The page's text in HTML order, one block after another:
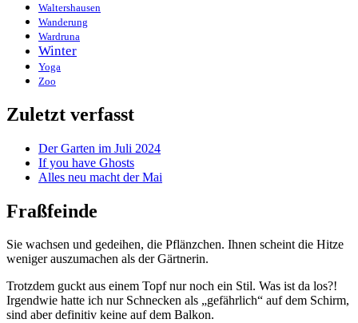
Waltershausen
Wanderung
Wardruna
Winter
Yoga
Zoo
Zuletzt verfasst
Der Garten im Juli 2024
If you have Ghosts
Alles neu macht der Mai
Fraßfeinde
Sie wachsen und gedeihen, die Pflänzchen. Ihnen scheint die Hitze
weniger auszumachen als der Gärtnerin.
Trotzdem guckt aus einem Topf nur noch ein Stil. Was ist da los?!
Irgendwie hatte ich nur Schnecken als „gefährlich“ auf dem Schirm,
sind aber definitiv keine auf dem Balkon.